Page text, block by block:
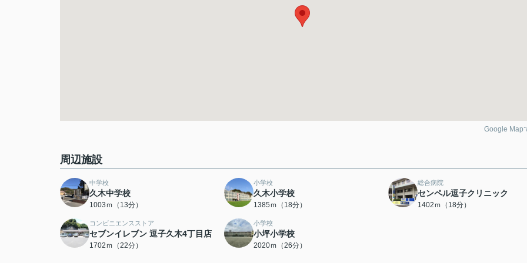
Google Map
周辺施設
中学校
久木中学校
1003ｍ（13分）
小学校
久木小学校
1385ｍ（18分）
総合病院
センペル逗子クリニック
1402ｍ（18分）
コンビニエンスストア
セブンイレブン 逗子久木4丁目店
1702ｍ（22分）
小学校
小坪小学校
2020ｍ（26分）